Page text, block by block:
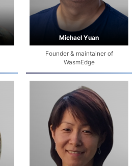
Michael Yuan
Founder & maintainer of
WasmEdge